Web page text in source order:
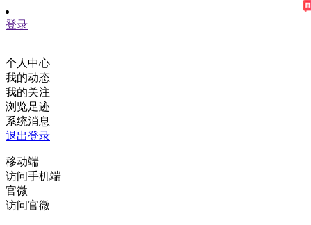
登录
个人中心
我的动态
我的关注
浏览足迹
系统消息
退出登录
移动端
访问手机端
官微
访问官微